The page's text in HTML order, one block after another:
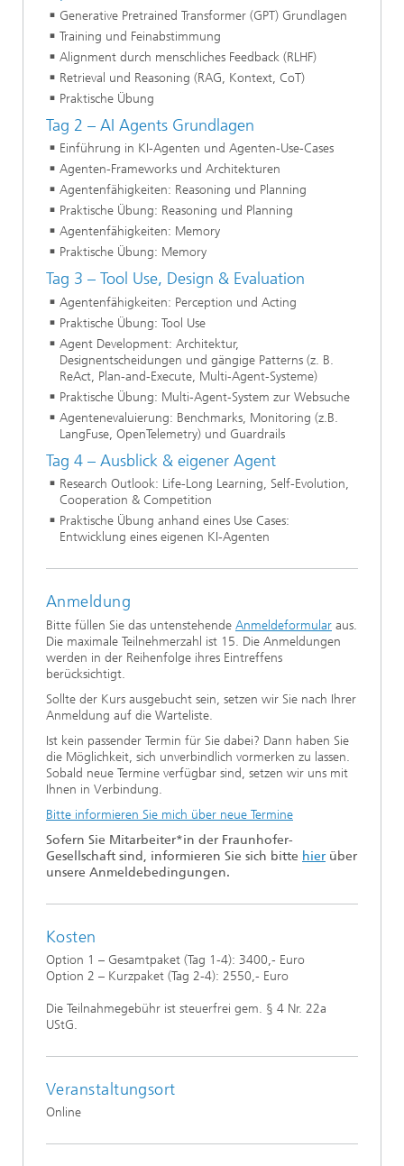
Generative Pretrained Transformer (GPT) Grundlagen
Training und Feinabstimmung
Alignment durch menschliches Feedback (RLHF)
Retrieval und Reasoning (RAG, Kontext, CoT)
Praktische Übung
Tag 2 – AI Agents Grundlagen
Einführung in KI-Agenten und Agenten-Use-Cases
Agenten-Frameworks und Architekturen
Agentenfähigkeiten: Reasoning und Planning
Praktische Übung: Reasoning und Planning
Agentenfähigkeiten: Memory
Praktische Übung: Memory
Tag 3 – Tool Use, Design & Evaluation
Agentenfähigkeiten: Perception und Acting
Praktische Übung: Tool Use
Agent Development: Architektur,
Designentscheidungen und gängige Patterns (z. B.
ReAct, Plan-and-Execute, Multi-Agent-Systeme)
Praktische Übung: Multi-Agent-System zur Websuche
Agentenevaluierung: Benchmarks, Monitoring (z.B.
LangFuse, OpenTelemetry) und Guardrails
Tag 4 – Ausblick & eigener Agent
Research Outlook: Life-Long Learning, Self-Evolution,
Cooperation & Competition
Praktische Übung anhand eines Use Cases:
Entwicklung eines eigenen KI-Agenten
Anmeldung
Bitte füllen Sie das untenstehende Anmeldeformular aus.
Die maximale Teilnehmerzahl ist 15. Die Anmeldungen
werden in der Reihenfolge ihres Eintreffens
berücksichtigt.
Sollte der Kurs ausgebucht sein, setzen wir Sie nach Ihrer
Anmeldung auf die Warteliste.
Ist kein passender Termin für Sie dabei? Dann haben Sie
die Möglichkeit, sich unverbindlich vormerken zu lassen.
Sobald neue Termine verfügbar sind, setzen wir uns mit
Ihnen in Verbindung.
Bitte informieren Sie mich über neue Termine
Sofern Sie Mitarbeiter*in der Fraunhofer-
Gesellschaft sind, informieren Sie sich bitte hier über
unsere Anmeldebedingungen.
Kosten
Option 1 – Gesamtpaket (Tag 1-4): 3400,- Euro
Option 2 – Kurzpaket (Tag 2-4): 2550,- Euro
Die Teilnahmegebühr ist steuerfrei gem. § 4 Nr. 22a
UStG.
Veranstaltungsort
Online